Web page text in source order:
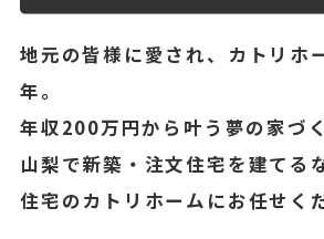
地元の皆様に愛され、カトリホ
年。
年収200万円から叶う夢の家づく
山梨で新築・注文住宅を建てる
住宅のカトリホームにお任せく